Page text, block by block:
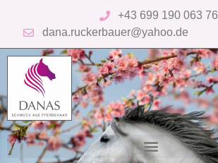
+43 699 190 063 76
dana.ruckerbauer@yahoo.de